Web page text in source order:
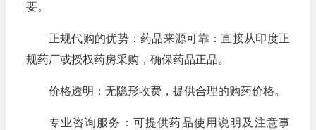
要。
正规代购的优势：药品来源可靠：直接从印度正
规药厂或授权药房采购，确保药品正品。
价格透明：无隐形收费，提供合理的购药价格。
专业咨询服务：可提供药品使用说明及注意事